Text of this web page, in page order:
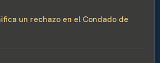
un rechazo en el Condado de